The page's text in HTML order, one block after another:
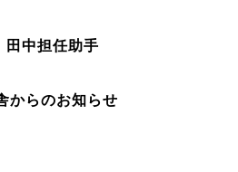
中担任助手
らのお知らせ